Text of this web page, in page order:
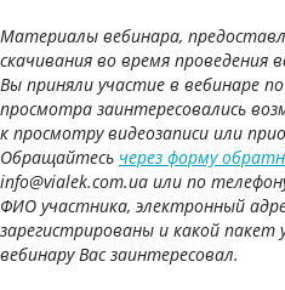
Материалы вебинара,
скачивания во время проведения
Вы приняли участие в вебинаре
просмотра заинтересовались
к просмотру видеозаписи или
Обращайтесь через форму
info@vialek.com.ua или по
ФИО участника, электронный
зарегистрированы и какой
вебинару Вас заинтересовал.